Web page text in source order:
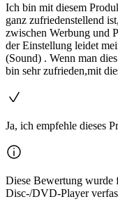
Ich bin mit diesem
ganz zufriedenstellend
zwischen Werbung und
der Einstellung leidet
(Sound) . Wenn man
bin sehr zufrieden,mit
Ja, ich empfehle dieses
Diese Bewertung wurde
Disc-/DVD-Player